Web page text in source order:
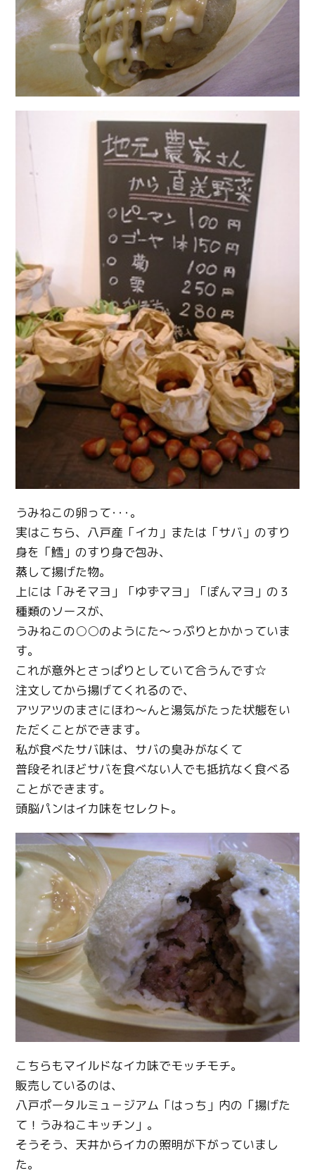
うみねこの卵って･･･。
実はこちら、八戸産「イカ」または「サバ」のすり
身を「鱈」のすり身で包み、
蒸して揚げた物。
上には「みそマヨ」「ゆずマヨ」「ぽんマヨ」の３
種類のソースが、
うみねこの○○のようにた～っぷりとかかっていま
す。
これが意外とさっぱりとしていて合うんです☆
注文してから揚げてくれるので、
アツアツのまさにほわ～んと湯気がたった状態をい
ただくことができます。
私が食べたサバ味は、サバの臭みがなくて
普段それほどサバを食べない人でも抵抗なく食べる
ことができます。
頭脳パンはイカ味をセレクト。
こちらもマイルドなイカ味でモッチモチ。
販売しているのは、
八戸ポータルミュ－ジアム「はっち」内の「揚げた
て！うみねこキッチン」。
そうそう、天井からイカの照明が下がっていまし
た。
Twitter